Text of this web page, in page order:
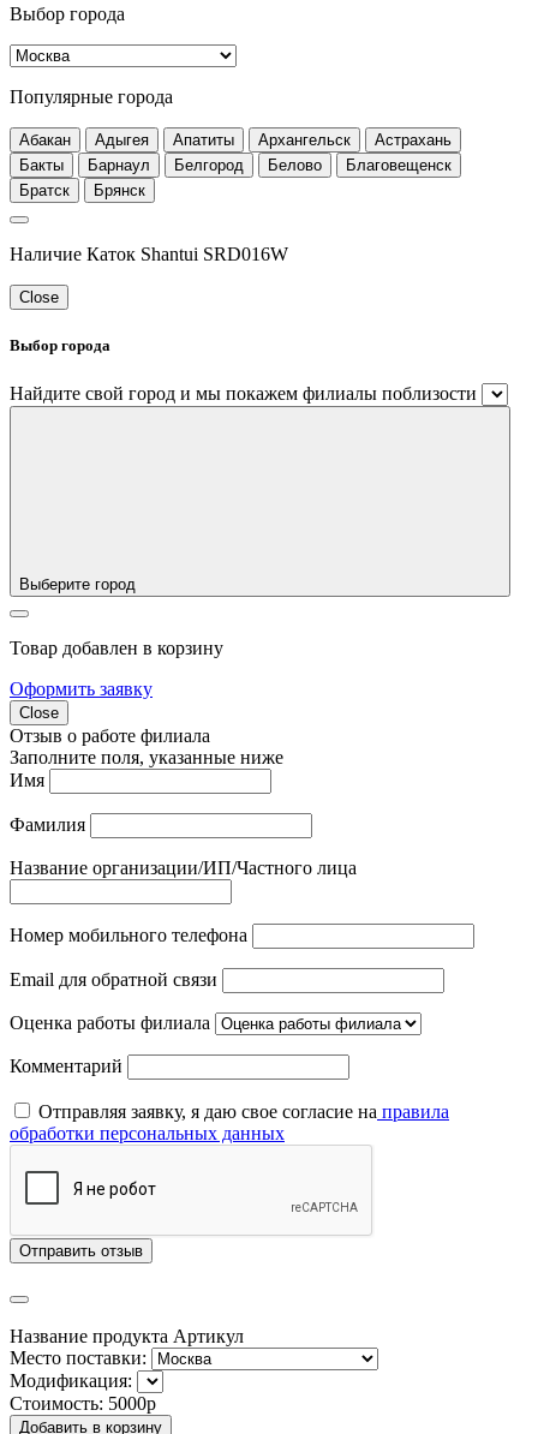
Выбор города
Популярные города
Абакан Адыгея Апатиты Архангельск
Астрахань
Бакты
Барнаул Белгород Белово
Благовещенск
Братск
Брянск
Наличие Каток Shantui SRD016W
Close
Выбор города
Найдите свой город и мы покажем филиалы поблизости
Выберите город
Товар добавлен в корзину
Оформить заявку
Close
Отзыв о работе филиала
Заполните поля, указанные ниже
Имя
Фамилия
Название организации/ИП/Частного лица
Номер мобильного телефона
Email для обратной связи
Оценка работы филиала
Комментарий
Отправляя заявку, я даю свое согласие на правила
обработки персональных данных
Отправить отзыв
Название продукта Артикул
Место поставки:
Модификация:
Стоимость: 5000р
Добавить в корзину